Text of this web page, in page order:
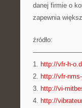
danej firmie o
zapewnia
źródło:
1. http://vfr-h-
2. http://vfr-
3. http://vi-
4. http://